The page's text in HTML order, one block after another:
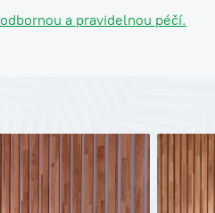
odbornou a pravidelnou péčí.